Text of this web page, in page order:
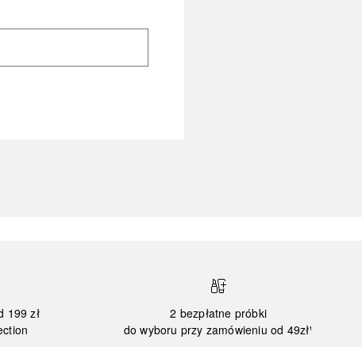
199 zł
2 bezpłatne próbki
do wyboru przy zamówieniu od 49zł¹